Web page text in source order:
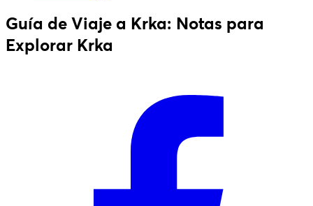
Guía de Viaje a Krka: Notas para
Explorar Krka